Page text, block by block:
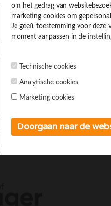
om het gedrag van
marketing cookies om
Je geeft toestemming voor deze
moment aanpassen in de
Technische cookies
Analytische cookies
Marketing cookies
Doorgaan naar de